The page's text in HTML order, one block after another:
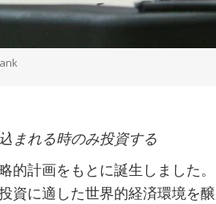
まれる時のみ投資する
的計画をもとに誕生しました
資に適した世界的経済環境を